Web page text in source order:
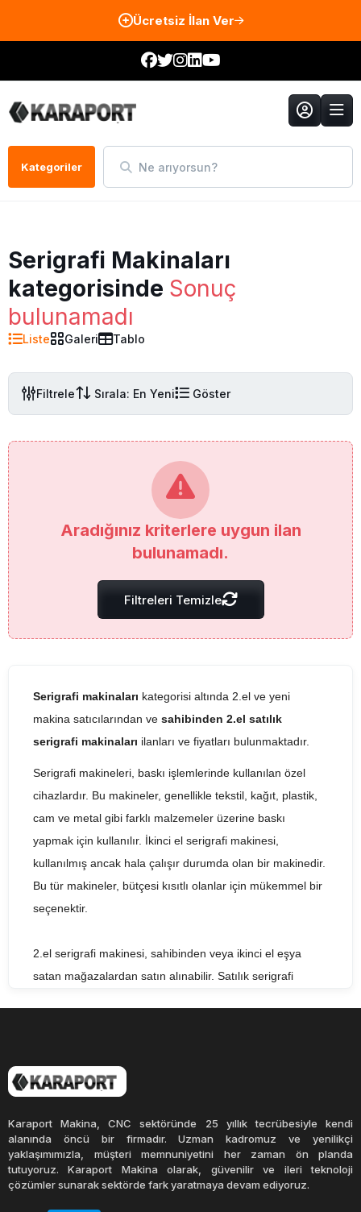
Ücretsiz İlan Ver
Kategoriler Ne arıyorsun?
Serigrafi Makinaları
kategorisinde Sonuç
bulunamadı
Liste Galeri Tablo
Filtrele Sırala: En Yeni Göster
Aradığınız kriterlere uygun ilan
bulunamadı.
Filtreleri Temizle
Serigrafi makinaları kategorisi altında 2.el ve yeni
makina satıcılarından ve sahibinden 2.el satılık
serigrafi makinaları ilanları ve fiyatları bulunmaktadır.
Serigrafi makineleri, baskı işlemlerinde kullanılan özel
cihazlardır. Bu makineler, genellikle tekstil, kağıt, plastik,
cam ve metal gibi farklı malzemeler üzerine baskı
yapmak için kullanılır. İkinci el serigrafi makinesi,
kullanılmış ancak hala çalışır durumda olan bir makinedir.
Bu tür makineler, bütçesi kısıtlı olanlar için mükemmel bir
seçenektir.
2.el serigrafi makinesi, sahibinden veya ikinci el eşya
satan mağazalardan satın alınabilir. Satılık serigrafi
değişebilir.
durumdadır. Bu makineler, genellikle üretici garantisi
altındadır ve yüksek kaliteli baskı işlemleri için idealdir.
Satılık sıfır serigrafi makineleri, birçok farklı marka ve
Karaport Makina, CNC sektöründe 25 yıllık tecrübesiyle kendi
alanında öncü bir firmadır. Uzman kadromuz ve yenilikçi
yaklaşımımızla, müşteri memnuniyetini her zaman ön planda
tutuyoruz. Karaport Makina olarak, güvenilir ve ileri teknoloji
çözümler sunarak sektörde fark yaratmaya devam ediyoruz.